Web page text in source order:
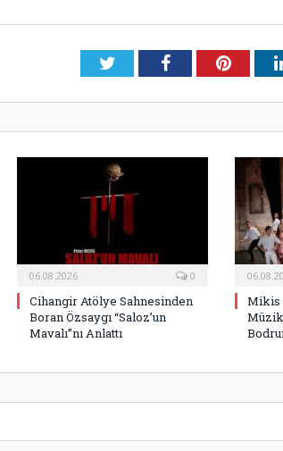
TwitterFacebook
06.08.2026 0
Cihangir Atölye Sahnesinden
Boran Özsaygı “Saloz’un
Mavalı”nı Anlattı
Mikis